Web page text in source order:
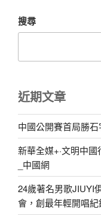
搜尋
近期文章
中國公開賽首局勝
新華全媒+·文明中
_中國網
24歲著名男歌JIUYI
會，創最年輕開唱紀